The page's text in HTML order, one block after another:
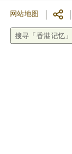
网站地图